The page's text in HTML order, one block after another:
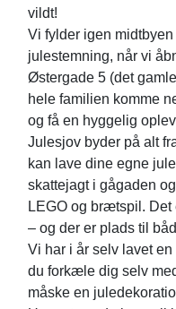
vildt!
Vi fylder igen
julestemning, når vi
Østergade 5 (det
hele familien komme
og få en hyggelig
Julesjov byder på alt
kan lave dine egne
skattejagt i gågaden
LEGO og brætspil.
– og der er plads til
Vi har i år selv lavet
du forkæle dig selv
måske en